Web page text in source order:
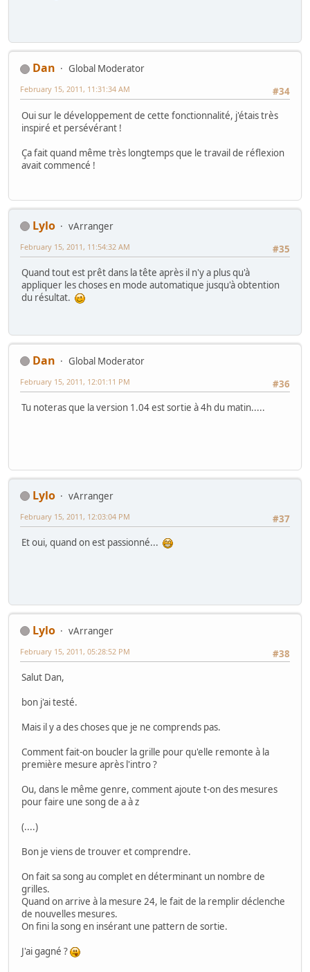
Dan
Global Moderator
#34
February 15, 2011, 11:31:34 AM
Oui sur le développement de cette fonctionnalité, j'étais très
inspiré et persévérant !
Ça fait quand même très longtemps que le travail de réflexion
avait commencé !
Lylo
vArranger
#35
February 15, 2011, 11:54:32 AM
Quand tout est prêt dans la tête après il n'y a plus qu'à
appliquer les choses en mode automatique jusqu'à obtention
du résultat.
Dan
Global Moderator
#36
February 15, 2011, 12:01:11 PM
Tu noteras que la version 1.04 est sortie à 4h du matin.....
Lylo
vArranger
#37
February 15, 2011, 12:03:04 PM
Et oui, quand on est passionné...
Lylo
vArranger
#38
February 15, 2011, 05:28:52 PM
Salut Dan,
bon j'ai testé.
Mais il y a des choses que je ne comprends pas.
Comment fait-on boucler la grille pour qu'elle remonte à la
première mesure après l'intro ?
Ou, dans le même genre, comment ajoute t-on des mesures
pour faire une song de a à z
(....)
Bon je viens de trouver et comprendre.
On fait sa song au complet en déterminant un nombre de
grilles.
Quand on arrive à la mesure 24, le fait de la remplir déclenche
de nouvelles mesures.
On fini la song en insérant une pattern de sortie.
J'ai gagné ?